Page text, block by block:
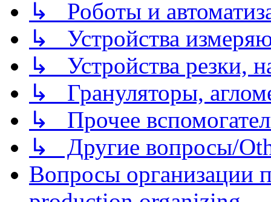
↳ Роботы и
↳ Устройства
↳ Устройства резки,
↳ Грануляторы,
↳ Прочее
↳ Другие вопросы/
Вопросы организации